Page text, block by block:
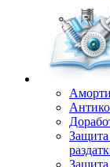
Защита